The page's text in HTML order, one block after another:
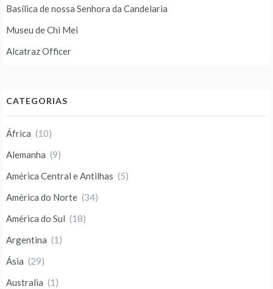
Basílica de nossa Senhora da Candelaria
Museu de Chi Mei
Alcatraz Officer
CATEGORIAS
África (10)
Alemanha (9)
América Central e Antilhas (5)
América do Norte (34)
América do Sul (18)
Argentina (1)
Ásia (29)
Australia (1)